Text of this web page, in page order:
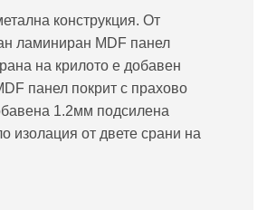
конструкция. От
ламиниран MDF панел
на крилото е добавен
панел покрит с прахово
1.2мм подсилена
изолация от двете срани на